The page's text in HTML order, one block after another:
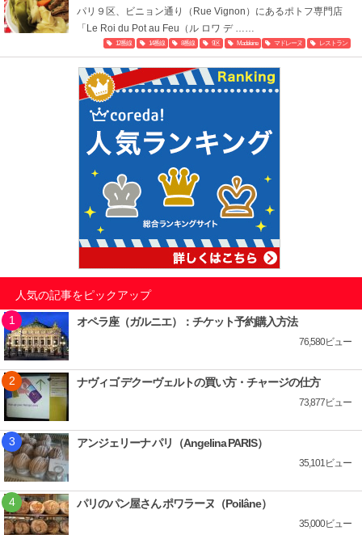
パリ９区、ビニョン通り（Rue Vignon）にあるポトフ専門店
「Le Roi du Pot au Feu（ル ロワ デ ……
12番線 14番線 8番線 9区 Madeleine マドレーヌ レストラン
人気の記事をピックアップ
オペラ座（ガルニエ）：チケット予約購入方法
76,580ビュー
ナヴィゴ デクーヴェルトの買い方・チャージの仕方
73,877ビュー
アンジェリーナ パリ（Angelina PARIS）
35,101ビュー
パリのパン屋さん ポワラーヌ（Poilâne）
35,000ビュー